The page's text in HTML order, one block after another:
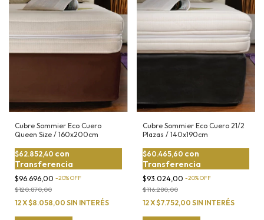
Cubre Sommier Eco Cuero
Queen Size / 160x200cm
$96.696,00 -20%OFF
$120.870,00
$62.852,40 con
Transferencia
12X$8.058,00 SIN INTERÉS
Cubre Sommier Eco Cuero 21/2
Plazas / 140x190cm
$93.024,00 -20%OFF
$116.280,00
$60.465,60 con
Transferencia
12X$7.752,00 SIN INTERÉS